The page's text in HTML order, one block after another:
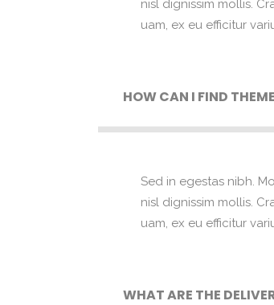
nisl dignissim mollis.
uam, ex eu efficitur
HOW CAN I FIND
Sed in egestas nibh.
nisl dignissim mollis.
uam, ex eu efficitur
WHAT ARE THE